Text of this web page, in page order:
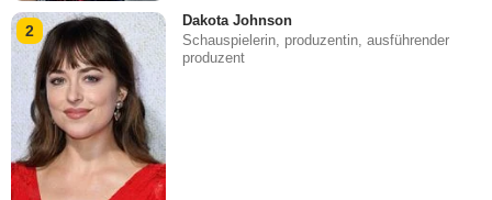
2
Dakota Johnson
Schauspielerin, produzentin, ausführender
produzent